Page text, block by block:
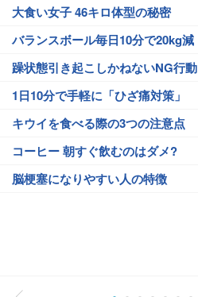
大食い女子 46キロ体型の秘密
バランスボール毎日10分で20kg減
躁状態引き起こしかねないNG行動
1日10分で手軽に「ひざ痛対策」
キウイを食べる際の3つの注意点
コーヒー 朝すぐ飲むのはダメ?
脳梗塞になりやすい人の特徴